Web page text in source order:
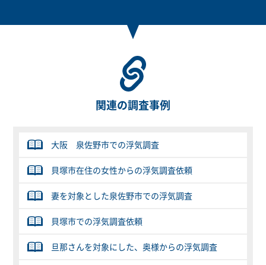
関連の調査事例
大阪 泉佐野市での浮気調査
貝塚市在住の女性からの浮気調査依頼
妻を対象とした泉佐野市での浮気調査
貝塚市での浮気調査依頼
旦那さんを対象にした、奥様からの浮気調査